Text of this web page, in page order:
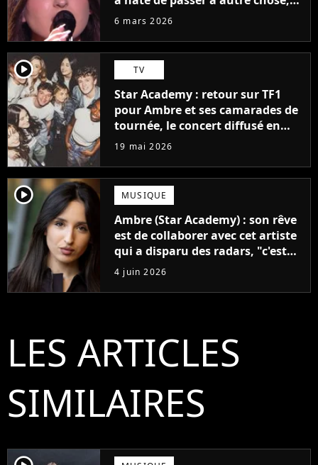
"Je n'attends que ça"
6 mars 2026
player2 TV
Star Academy : retour sur TF1
pour Ambre et ses camarades de
tournée, le concert diffusé en
direct !
19 mai 2026
player2 MUSIQUE
Ambre (Star Academy) : son rêve
est de collaborer avec cet artiste
qui a disparu des radars, "c'est
un génie"
4 juin 2026
LES ARTICLES
SIMILAIRES